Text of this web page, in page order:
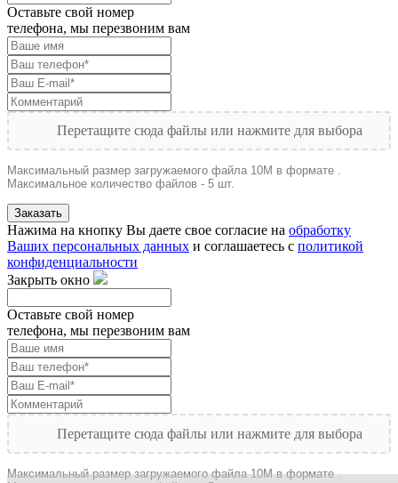
Оставьте свой номер
телефона, мы перезвоним вам
Перетащите сюда файлы или нажмите для выбора
Максимальный размер загружаемого файла 10M в формате .
Максимальное количество файлов - 5 шт.
Заказать
Нажима на кнопку Вы даете свое согласие на обработку
Ваших персональных данных и соглашаетесь с политикой
конфиденциальности
Закрыть окно
Оставьте свой номер
телефона, мы перезвоним вам
Перетащите сюда файлы или нажмите для выбора
Максимальный размер загружаемого файла 10M в формате .